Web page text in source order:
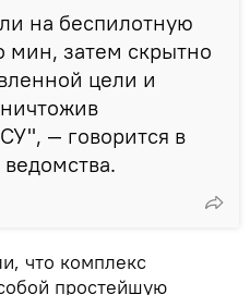
на беспилотную
мин, затем скрытно
цели и
— говорится в
что комплекс
простейшую